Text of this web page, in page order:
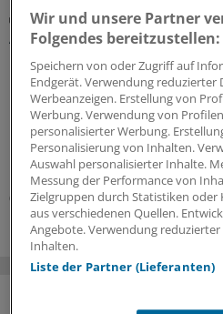
Zentrale Änderungen im
Aktualisierter GOÄ-
Umbewertungen und
Bundesärztekammer und
GOÄneu vorgelegt. Er nimmt
Leistungen auf – und bewertet
Überblick mit Beispielen
05.08.2026
Wir und unsere Partner
Folgendes bereitzustellen:
Speichern von oder Zugriff auf
Endgerät. Verwendung reduzierter
Werbeanzeigen. Erstellung von
Werbung. Verwendung von
personalisierter Werbung.
Personalisierung von Inhalten.
Auswahl personalisierter Inhalte.
Messung der Performance von
Zielgruppen durch Statistiken
aus verschiedenen Quellen.
Angebote. Verwendung
Inhalten.
Liste der Partner (Lieferanten)